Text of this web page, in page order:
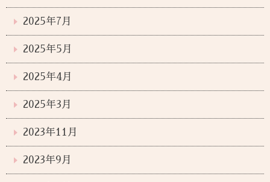
2025年7月
2025年5月
2025年4月
2025年3月
2023年11月
2023年9月